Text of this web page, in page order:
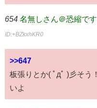
654 名無しさん＠恐縮です
ID:+BZkxhKR0
>>647
板張りとか( ﾟдﾟ )彡そう
いよ